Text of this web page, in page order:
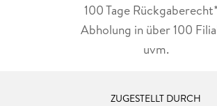
100 Tage
Abholung in über 100
uvm.
ZUGESTELLT DURCH